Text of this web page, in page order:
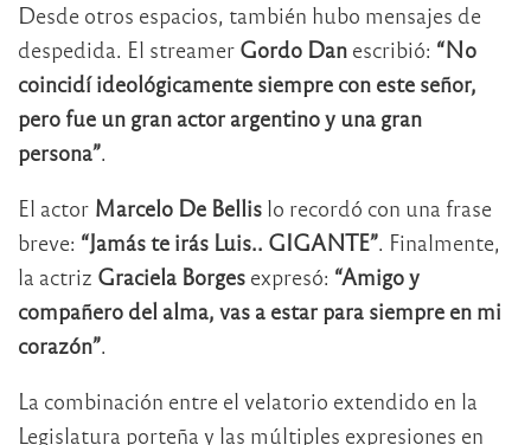
Desde otros espacios, también hubo mensajes de
despedida. El streamer Gordo Dan escribió: “No
coincidí ideológicamente siempre con este señor,
pero fue un gran actor argentino y una gran
persona”.
El actor Marcelo De Bellis lo recordó con una frase
breve: “Jamás te irás Luis.. GIGANTE”. Finalmente,
la actriz Graciela Borges expresó: “Amigo y
compañero del alma, vas a estar para siempre en mi
corazón”.
La combinación entre el velatorio extendido en la
Legislatura porteña y las múltiples expresiones en